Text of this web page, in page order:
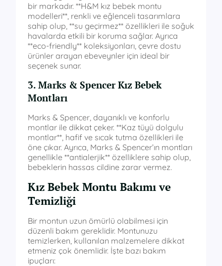
bir markadır. **H&M kız bebek montu
modelleri**, renkli ve eğlenceli tasarımlara
sahip olup, **su geçirmez** özellikleri ile soğuk
havalarda etkili bir koruma sağlar. Ayrıca
**eco-friendly** koleksiyonları, çevre dostu
ürünler arayan ebeveynler için ideal bir
seçenek sunar.
3. Marks & Spencer Kız Bebek
Montları
Marks & Spencer, dayanıklı ve konforlu
montlar ile dikkat çeker. **Kaz tüyü dolgulu
montlar**, hafif ve sıcak tutma özellikleri ile
öne çıkar. Ayrıca, Marks & Spencer’ın montları
genellikle **antialerjik** özelliklere sahip olup,
bebeklerin hassas cildine zarar vermez.
Kız Bebek Montu Bakımı ve
Temizliği
Bir montun uzun ömürlü olabilmesi için
düzenli bakım gereklidir. Montunuzu
temizlerken, kullanılan malzemelere dikkat
etmeniz çok önemlidir. İşte bazı bakım
ipuçları: